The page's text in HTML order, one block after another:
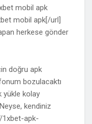
mobil apk
mobil apk[/url]
herkese gönder
doğru apk
bozulacaktı
yükle kolay
kendiniz
1xbet-apk-